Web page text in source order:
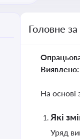
Головне
Виявлено:
На основі
Які
Уряд